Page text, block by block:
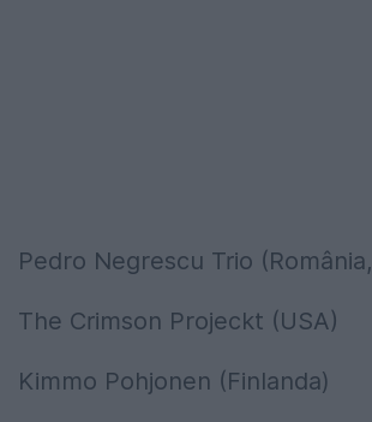
Pedro Negrescu Trio
The Crimson Projeckt (USA)
Kimmo Pohjonen (Finlanda)